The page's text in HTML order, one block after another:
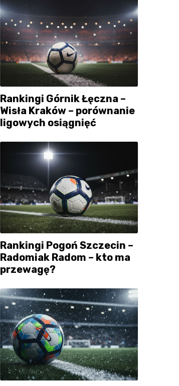
Rankingi Górnik Łęczna –
Wisła Kraków – porównanie
ligowych osiągnięć
Rankingi Pogoń Szczecin –
Radomiak Radom – kto ma
przewagę?